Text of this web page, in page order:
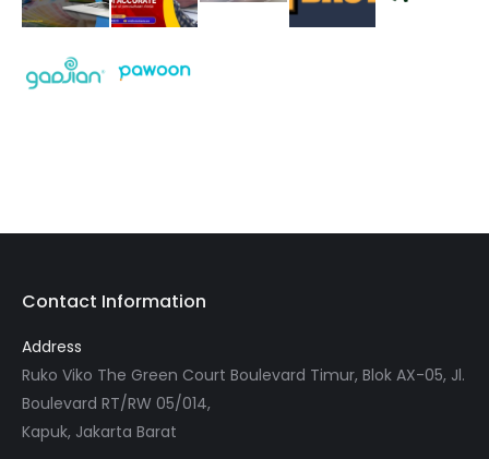
Contact Information
Address
Ruko Viko The Green Court Boulevard Timur, Blok AX-05, Jl.
Boulevard RT/RW 05/014,
Kapuk, Jakarta Barat